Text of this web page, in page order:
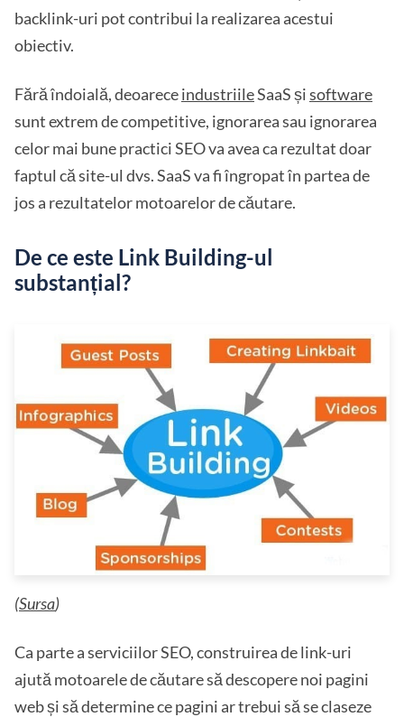
backlink-uri pot contribui la realizarea acestui
obiectiv.
Fără îndoială, deoareceindustriileSaaS șisoftware
sunt extrem de competitive, ignorarea sau ignorarea
celor mai bune practici SEO va avea ca rezultat doar
faptul că site-ul dvs. SaaS va fi îngropat în partea de
jos a rezultatelor motoarelor de căutare.
De ce este Link Building-ul
substanțial?
(Sursa)
Ca parte a serviciilor SEO, construirea de link-uri
ajută motoarele de căutare să descopere noi pagini
web și să determine ce pagini ar trebui să se claseze